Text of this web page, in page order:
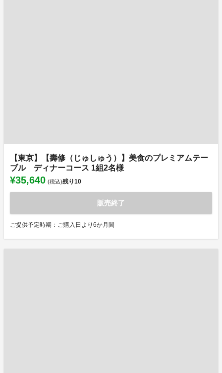
【東京】【壽修（じゅしゅう）】美食のプレミアムテー
ブル ディナーコース 1組2名様
¥35,640 (税込)残り10
販売終了
ご提供予定時期：ご購入日より6か月間